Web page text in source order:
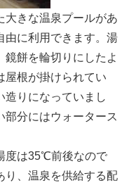
大きな温泉プールがあ
由に利用できます。湯
餅を輪切りにしたよ
屋根が掛けられてい
造りになっていまし
部分にはウォータース
度は35℃前後なので
り、温泉を供給する配